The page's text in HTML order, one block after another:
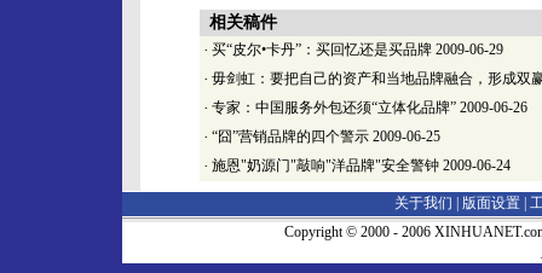
相关稿件
· 买“皮尔•卡丹”：买回忆还是买品牌 2009-06-29
· 毋剑虹：要把自己的资产和当地品牌融合，形成双
· 专家：中国服务外包还须“立体化品牌” 2009-06-26
· “囧”营销品牌的四个警示 2009-06-25
· 施恩"奶源门"敲响"洋品牌"安全警钟 2009-06-24
关于我们 | 版面设置
Copyright © 2000 - 2006